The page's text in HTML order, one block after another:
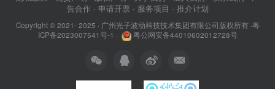
告合作 · 申请开票 · 服务项目 · 推介计划
Copyright © 2021- 2025 · 广州光子波动科技技术集团有限公司版权所有·粤
ICP备2023007541号-1 · 粤公网安备44010602012728号